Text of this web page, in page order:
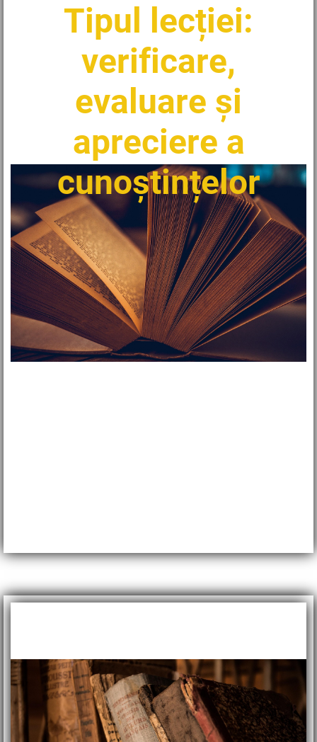
Tipul lecției:
verificare,
evaluare și
apreciere a
cunoștințelor